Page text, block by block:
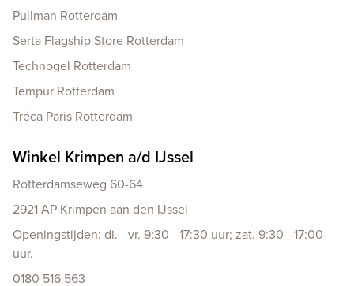
Pullman Rotterdam
Serta Flagship Store Rotterdam
Technogel Rotterdam
Tempur Rotterdam
Tréca Paris Rotterdam
Winkel Krimpen a/d IJssel
Rotterdamseweg 60-64
2921 AP Krimpen aan den IJssel
Openingstijden: di. - vr. 9:30 - 17:30 uur; zat. 9:30 - 17:00
uur.
0180 516 563